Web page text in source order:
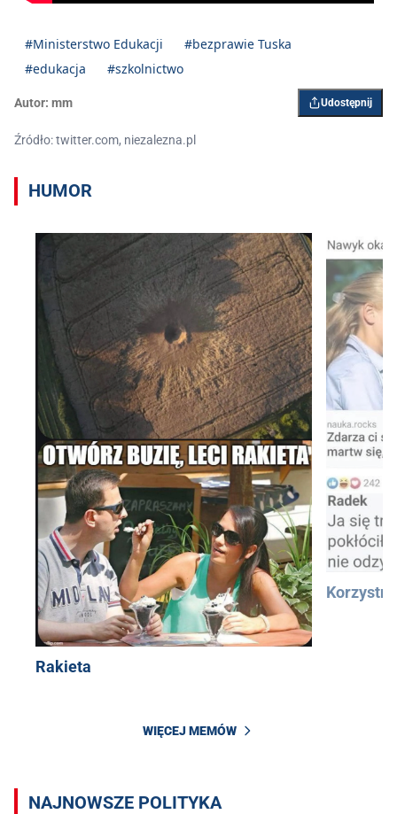
#Ministerstwo Edukacji
#bezprawie Tuska
#edukacja
#szkolnictwo
Autor: mm Udostępnij
Źródło: twitter.com, niezalezna.pl
HUMOR
Rakieta
WIĘCEJ MEMÓW
NAJNOWSZE POLITYKA